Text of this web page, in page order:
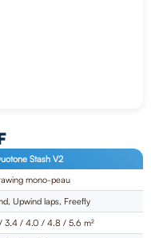
Stash V2
mono-peau
Upwind laps, Freefly
3.4 / 4.0 / 4.8 / 5.6 m²